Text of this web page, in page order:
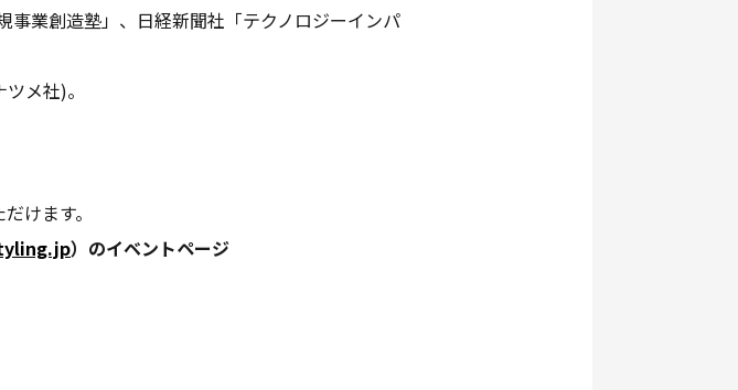
事業創造塾」、日経新聞社「テクノロジーインパ
メ社)。
けます。
）のイベントページ